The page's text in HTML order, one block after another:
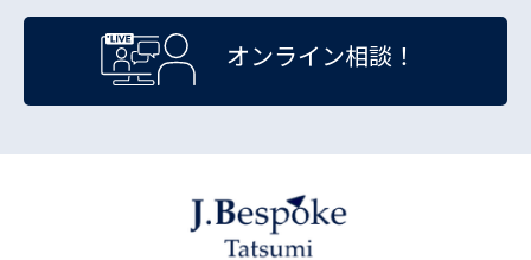
オンライン相談！